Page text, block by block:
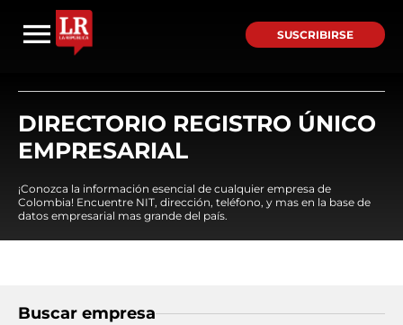
SUSCRIBIRSE
DIRECTORIO REGISTRO ÚNICO
EMPRESARIAL
¡Conozca la información esencial de cualquier empresa de
Colombia! Encuentre NIT, dirección, teléfono, y mas en la base de
datos empresarial mas grande del país.
Buscar empresa